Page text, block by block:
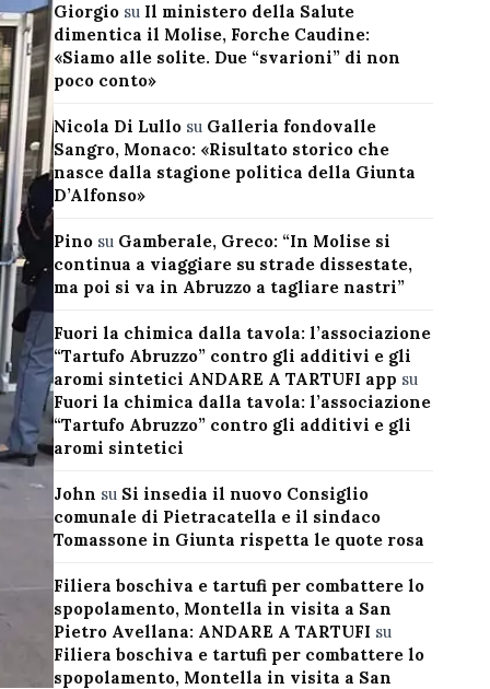
Giorgiosu Il ministero della Salute
dimentica il Molise, Forche Caudine:
«Siamo alle solite. Due “svarioni” di non
poco conto»
Nicola Di Lullosu Galleria fondovalle
Sangro, Monaco: «Risultato storico che
nasce dalla stagione politica della Giunta
D’Alfonso»
Pinosu Gamberale, Greco: “In Molise si
continua a viaggiare su strade dissestate,
ma poi si va in Abruzzo a tagliare nastri”
Fuori la chimica dalla tavola: l’associazione
“Tartufo Abruzzo” contro gli additivi e gli
aromi sintetici ANDARE A TARTUFI app su
Fuori la chimica dalla tavola: l’associazione
“Tartufo Abruzzo” contro gli additivi e gli
aromi sintetici
John su Si insedia il nuovo Consiglio
comunale di Pietracatella e il sindaco
Tomassone in Giunta rispetta le quote rosa
Filiera boschiva e tartufi per combattere lo
spopolamento, Montella in visita a San
Pietro Avellana: ANDARE A TARTUFI su
Filiera boschiva e tartufi per combattere lo
spopolamento, Montella in visita a San